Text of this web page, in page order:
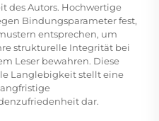
des Autors. Hochwertige
Bindungsparameter fest,
entsprechen, um
strukturelle Integrität bei
Leser bewahren. Diese
Langlebigkeit stellt eine
dar.